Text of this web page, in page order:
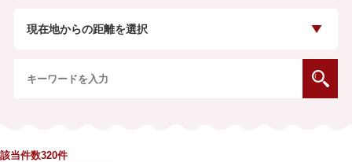
現在地からの距離を選択
該当件数320件